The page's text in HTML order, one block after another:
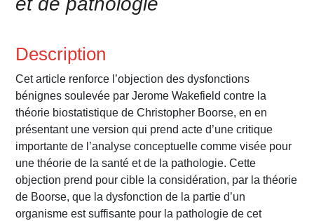
Description
Cet article renforce l’objection des dysfonctions
bénignes soulevée par Jerome Wakefield contre la
théorie biostatistique de Christopher Boorse, en en
présentant une version qui prend acte d’une critique
importante de l’analyse conceptuelle comme visée pour
une théorie de la santé et de la pathologie. Cette
objection prend pour cible la considération, par la théorie
de Boorse, que la dysfonction de la partie d’un
organisme est suffisante pour la pathologie de cet